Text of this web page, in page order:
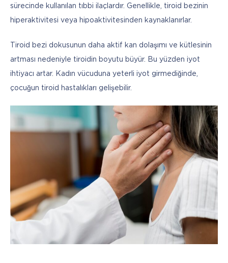
sürecinde kullanılan tıbbi ilaçlardır. Genellikle, tiroid bezinin
hiperaktivitesi veya hipoaktivitesinden kaynaklanırlar.
Tiroid bezi dokusunun daha aktif kan dolaşımı ve kütlesinin
artması nedeniyle tiroidin boyutu büyür. Bu yüzden iyot
ihtiyacı artar. Kadın vücuduna yeterli iyot girmediğinde,
çocuğun tiroid hastalıkları gelişebilir.